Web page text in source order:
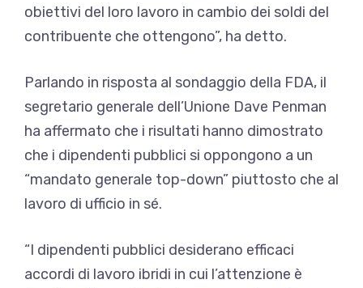
obiettivi del loro lavoro in cambio dei soldi del
contribuente che ottengono”, ha detto.
Parlando in risposta al sondaggio della FDA, il
segretario generale dell’Unione Dave Penman
ha affermato che i risultati hanno dimostrato
che i dipendenti pubblici si oppongono a un
“mandato generale top-down” piuttosto che al
lavoro di ufficio in sé.
“I dipendenti pubblici desiderano efficaci
accordi di lavoro ibridi in cui l’attenzione è